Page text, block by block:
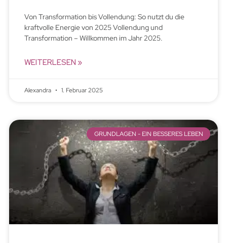
Von Transformation bis Vollendung: So nutzt du die
kraftvolle Energie von 2025 Vollendung und
Transformation – Willkommen im Jahr 2025.
WEITERLESEN »
Alexandra 1. Februar 2025
GRUNDLAGEN - EIN BESSERES LEBEN